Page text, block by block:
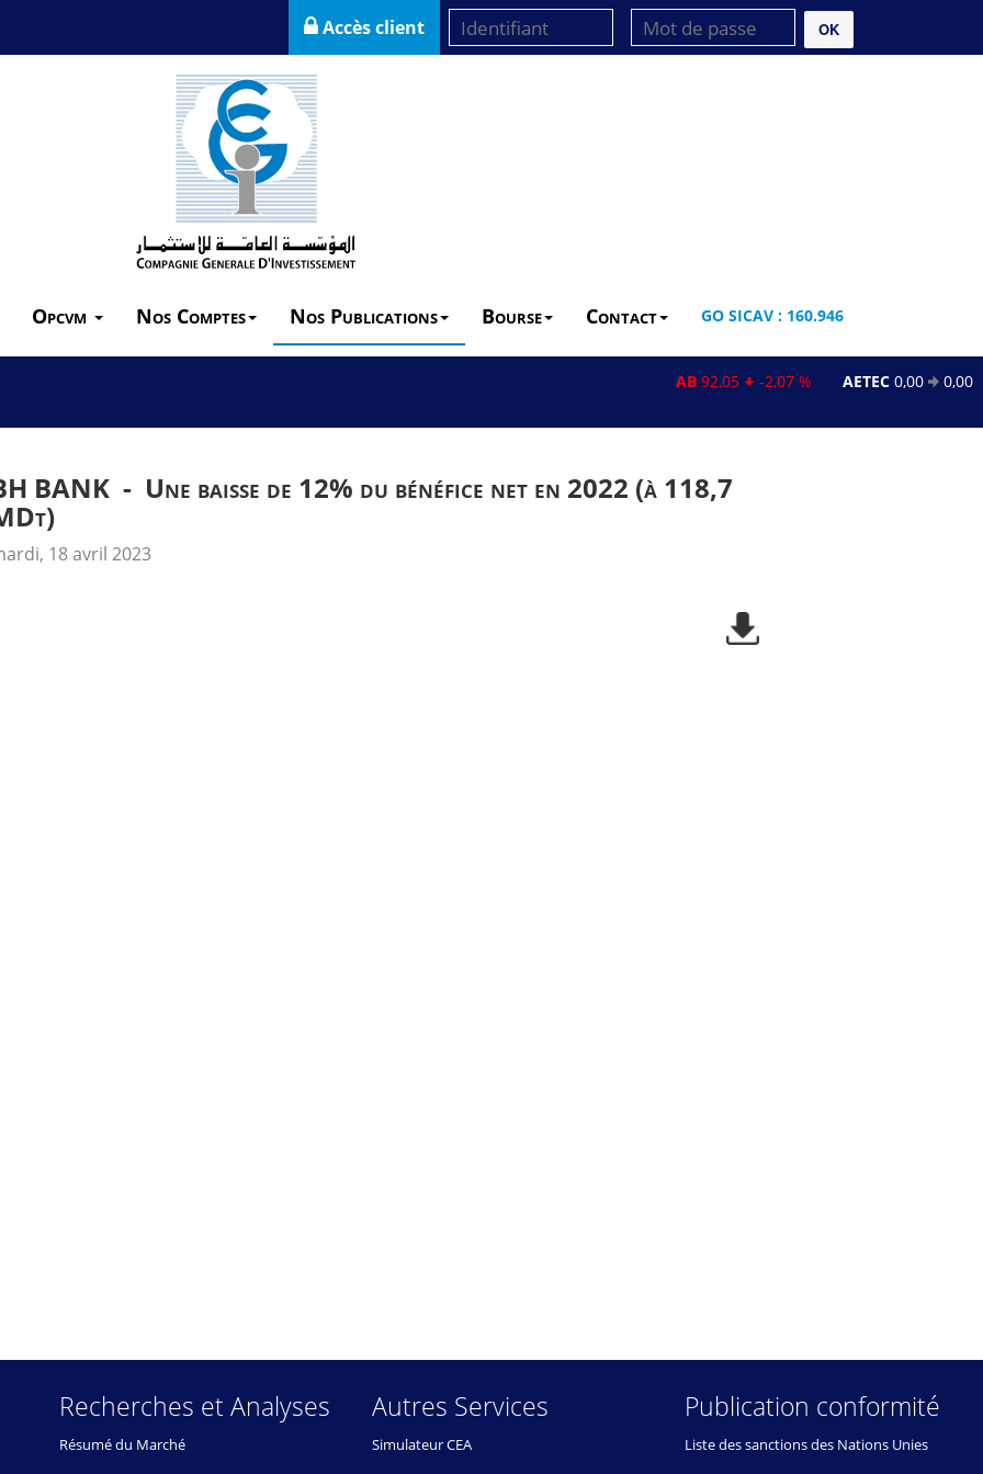
Accès client OK
Opcvm Nos Comptes Nos Publications Bourse Contact GO SICAV : 160.946
AB 92,05 -2,07 % AETEC 0,00 0,00 %
BANK - Une baisse de 12% du bénéfice net en 2022 (à 118,7
18 avril 2023
Recherches et Analyses
Résumé du Marché
Autres Services
Simulateur CEA
Publication conformité
Liste des sanctions des Nations Unies